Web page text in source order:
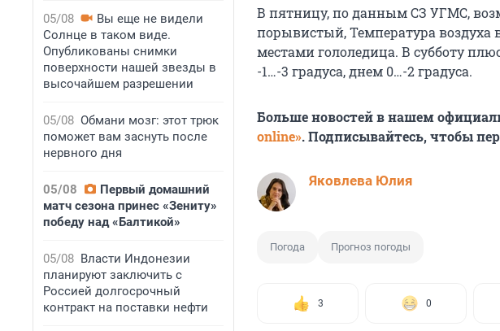
05/08
Вы еще не видели
Солнце в таком виде.
Опубликованы снимки
поверхности нашей звезды в
высочайшем разрешении
05/08 Обмани мозг: этот трюк
поможет вам заснуть после
нервного дня
05/08
Первый домашний
матч сезона принес «Зениту»
победу над «Балтикой»
05/08 Власти Индонезии
планируют заключить с
Россией долгосрочный
контракт на поставки нефти
В пятницу, по данным СЗ УГМС,
порывистый, Температура воздуха
местами гололедица. В субботу
-1…-3 градуса, днем 0…-2 градуса.
Больше новостей в нашем
online». Подписывайтесь, чтобы
Яковлева Юлия
Погода Прогноз погоды
3 0